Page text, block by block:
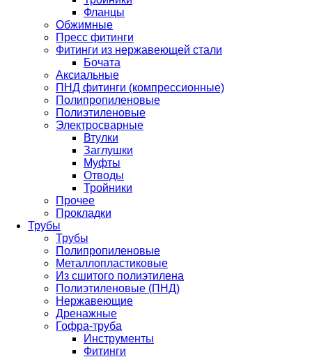
Фланцы
Обжимные
Пресс фитинги
Фитинги из нержавеющей стали
Бочата
Аксиальные
ПНД фитинги (компрессионные)
Полипропиленовые
Полиэтиленовые
Электросварные
Втулки
Заглушки
Муфты
Отводы
Тройники
Прочее
Прокладки
Трубы
Трубы
Полипропиленовые
Металлопластиковые
Из сшитого полиэтилена
Полиэтиленовые (ПНД)
Нержавеющие
Дренажные
Гофра-труба
Инструменты
Фитинги